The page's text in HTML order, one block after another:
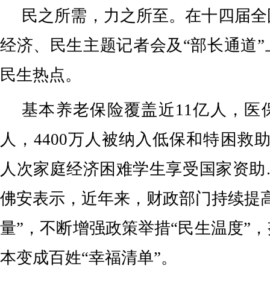
民之所需，力之所至。在十四届
经济、民生主题记者会及“部长通道
民生热点。
基本养老保险覆盖近11亿人，医
人，4400万人被纳入低保和特困救
人次家庭经济困难学生享受国家资
佛安表示，近年来，财政部门持续提
量”，不断增强政策举措“民生温度”
本变成百姓“幸福清单”。